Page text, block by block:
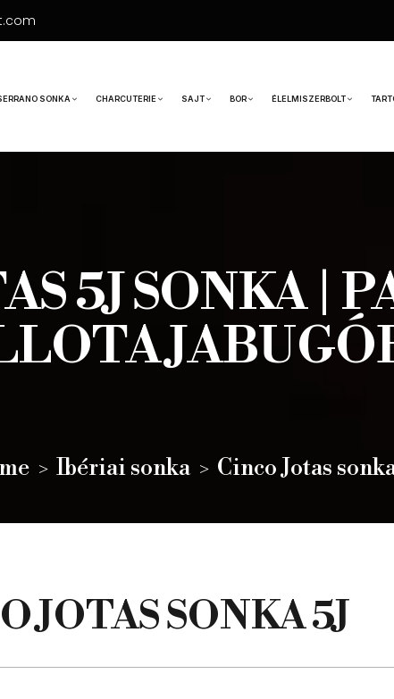
SONKA CHARCUTERIE SAJT BOR ÉLELMISZERBOLT
5J SONKA |
Ibériai sonka Cinco Jotas
JOTAS SONKA 5J